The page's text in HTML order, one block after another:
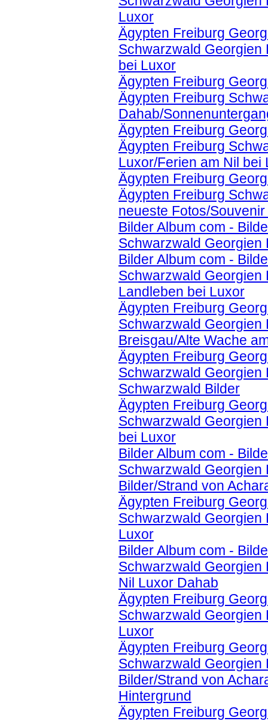
Luxor
Ägypten Freiburg
Schwarzwald Georgien
bei Luxor
Ägypten Freiburg
Ägypten Freiburg
Dahab/
Ägypten Freiburg
Ägypten Freiburg
Luxor/Ferien am Nil bei
Ägypten Freiburg
Ägypten Freiburg
neueste Fotos/
Bilder Album com -
Schwarzwald Georgien
Bilder Album com -
Schwarzwald
Landleben bei Luxor
Ägypten Freiburg
Schwarzwald Georgien
Breisgau/Alte Wache
Ägypten Freiburg
Schwarzwald Georgien
Schwarzwald Bilder
Ägypten Freiburg
Schwarzwald Georgien
bei Luxor
Bilder Album com -
Schwarzwald Georgien
Bilder/Strand von
Ägypten Freiburg
Schwarzwald Georgien
Luxor
Bilder Album com -
Schwarzwald Georgien
Nil Luxor Dahab
Ägypten Freiburg
Schwarzwald Georgien
Luxor
Ägypten Freiburg
Schwarzwald Georgien
Bilder/Strand von
Hintergrund
Ägypten Freiburg